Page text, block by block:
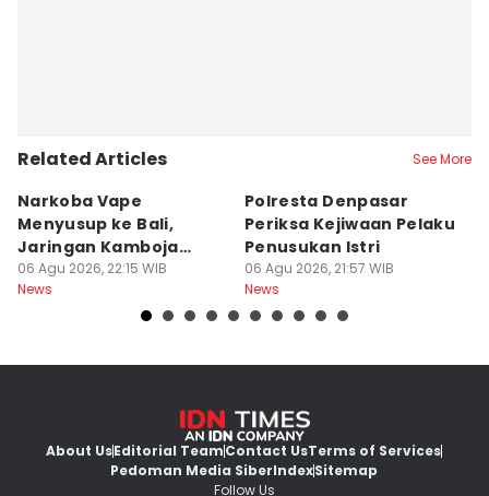
Related Articles See More
Narkoba Vape
Menyusup ke Bali,
Jaringan Kamboja
Terbongkar
06 Agu 2026, 22:15 WIB
News
Polresta Denpasar
Periksa Kejiwaan Pelaku
Penusukan Istri
06 Agu 2026, 21:57 WIB
News
About UsEditorial TeamContact UsTerms of Services
Pedoman Media SiberIndexSitemap
Follow Us